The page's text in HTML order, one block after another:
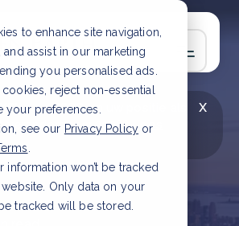
to enhance site navigation,
and assist in our marketing
you personalised ads.
reject non-essential
your preferences.
see our Privacy Policy or
information won’t be tracked
Only data on your
tracked will be stored.
x
CSRD en uw positie als
verandert er in 2026?Lees